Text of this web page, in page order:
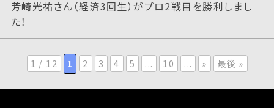
芳崎光祐さん（経済3回生）がプロ2戦目を勝利しまし
た！
1 / 12 1 2 3 4 5 ... 10 ... » 最後 »